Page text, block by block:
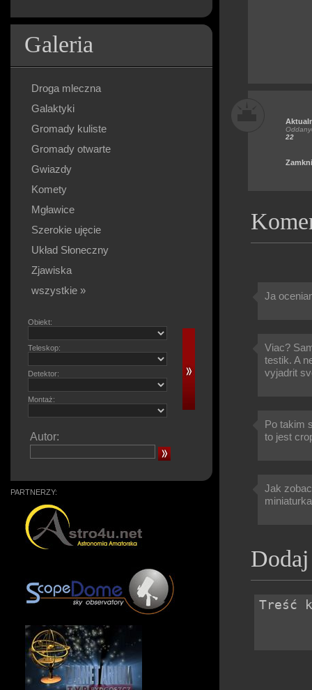
Galeria
Droga mleczna
Galaktyki
Gromady kuliste
Gromady otwarte
Gwiazdy
Komety
Mgławice
Szerokie ujęcie
Układ Słoneczny
Zjawiska
wszystkie »
Obiekt:
Teleskop:
Detektor:
Montaż:
Autor:
PARTNERZY:
22
Ja
Viac?
testik. A
vyjadrit
Po takim
to jest
Jak